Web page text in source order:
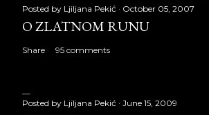
Posted by Ljiljana Pekić October 05, 2007
O ZLATNOM RUNU
Share 95 comments
Posted by Ljiljana Pekić June 15, 2009